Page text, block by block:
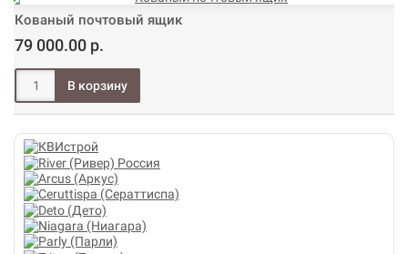
Кованый почтовый ящик
79 000.00 р.